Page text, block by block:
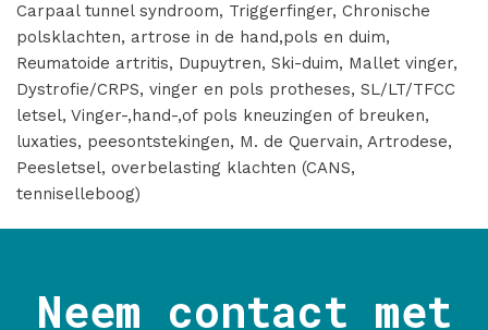
Carpaal tunnel syndroom, Triggerfinger, Chronische
polsklachten, artrose in de hand,pols en duim,
Reumatoide artritis, Dupuytren, Ski-duim, Mallet vinger,
Dystrofie/CRPS, vinger en pols protheses, SL/LT/TFCC
letsel, Vinger-,hand-,of pols kneuzingen of breuken,
luxaties, peesontstekingen, M. de Quervain, Artrodese,
Peesletsel, overbelasting klachten (CANS,
tenniselleboog)
Neem contact met